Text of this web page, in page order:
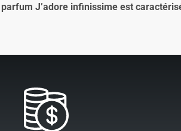
J’adore infinissime est